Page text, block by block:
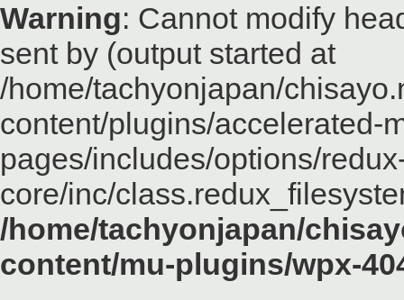
Warning: Cannot modify
sent by (output started at
/home/tachyonjapan/
content/plugins/accelerated-
pages/includes/options/
core/inc/
/home/tachyonjapan/
content/mu-plugins/wpx-